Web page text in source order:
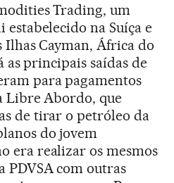
Trading, um
estabelecido na Suíça e
Ilhas Cayman, África do
as principais saídas de
para pagamentos
Libre Abordo, que
de tirar o petróleo da
do jovem
era realizar os mesmos
PDVSA com outras